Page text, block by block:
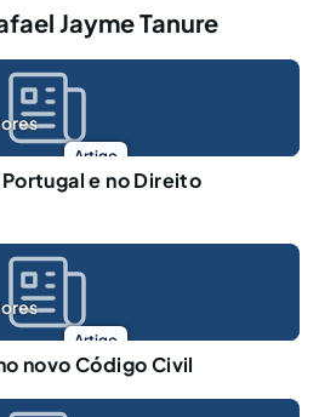
Jayme Tanure
Artigo
e no Direito
Artigo
novo Código Civil